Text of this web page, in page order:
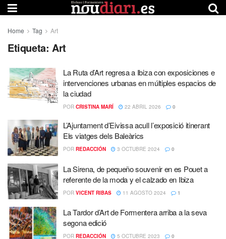
Home Tag Art
Etiqueta: Art
La Ruta d’Art regresa a Ibiza con exposiciones e
intervenciones urbanas en múltiples espacios de
la ciudad
POR CRISTINA MARÍ 22 ABRIL 2026 0
L’Ajuntament d’Eivissa acull l’exposició itinerant
Els viatges dels Baleàrics
POR REDACCIÓN 3 OCTUBRE 2024 0
La Sirena, de pequeño souvenir en es Pouet a
referente de la moda y el calzado en Ibiza
POR VICENT RIBAS 11 AGOSTO 2024 1
La Tardor d’Art de Formentera arriba a la seva
segona edició
POR REDACCIÓN 5 OCTUBRE 2023 0